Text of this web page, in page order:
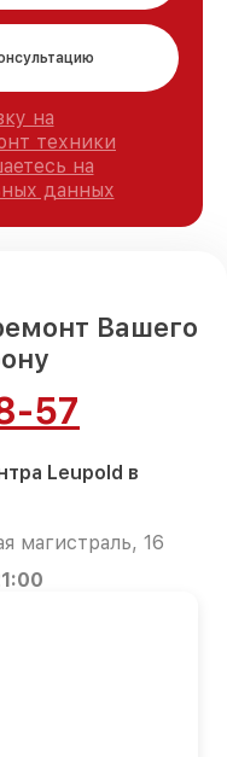
на
техники
на
данных
Вашего
57
Leupold в
магистраль, 16